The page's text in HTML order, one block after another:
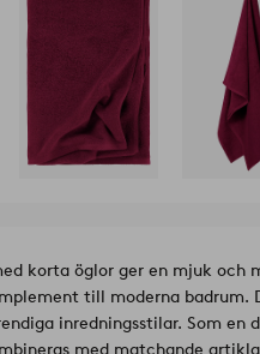
korta öglor ger en mjuk och
till moderna badrum.
inredningsstilar. Som en
med matchande